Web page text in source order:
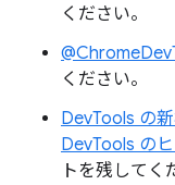
ください。
ください。
DevTools の
DevTools の
トを残してく